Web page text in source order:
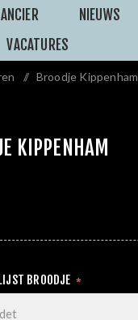
NIEUWS
VACATURES
/ Broodje Kippenham
KIPPENHAM
BROODJE *